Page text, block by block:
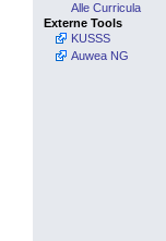
Alle Curricula
Externe Tools
KUSSS
Auwea NG